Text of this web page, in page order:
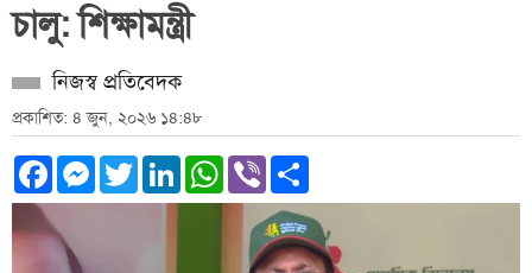
চালু: শিক্ষামন্ত্রী
নিজস্ব প্রতিবেদক
প্রকাশিত: ৪ জুন, ২০২৬ ১৪:৪৮
Facebook
Messenger
TwitterLinkedInWhatsApp
Viber